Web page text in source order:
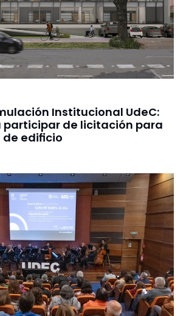
Institucional UdeC:
participar de licitación para
edificio